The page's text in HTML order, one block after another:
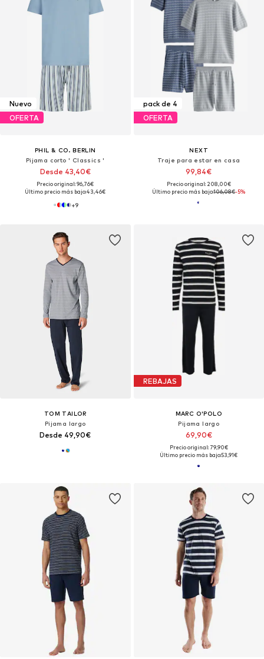
Nuevo
OFERTA
PHIL & CO. BERLIN
Pijama corto ' Classics '
Desde 43,40€
Precio original: 96,76€
Último precio más bajo:43,46€
+9
pack de 4
OFERTA
NEXT
Traje para estar en casa
99,84€
Precio original: 208,00€
Último precio más bajo:106,08€-5%
TOM TAILOR
Pijama largo
Desde 49,90€
REBAJAS
MARC O'POLO
Pijama largo
69,90€
Precio original: 79,90€
Último precio más bajo:53,91€